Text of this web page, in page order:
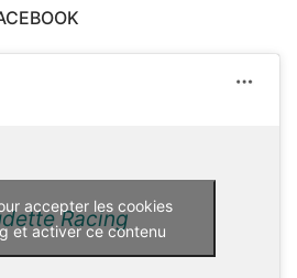
Racing
accepter les cookies
et activer ce contenu